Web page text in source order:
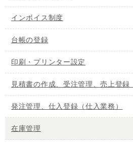
インボイス制度
台帳の登録
印刷・プリンター設定
見積書の作成、受注管理、売上登録
発注管理、仕入登録（仕入業務）
在庫管理